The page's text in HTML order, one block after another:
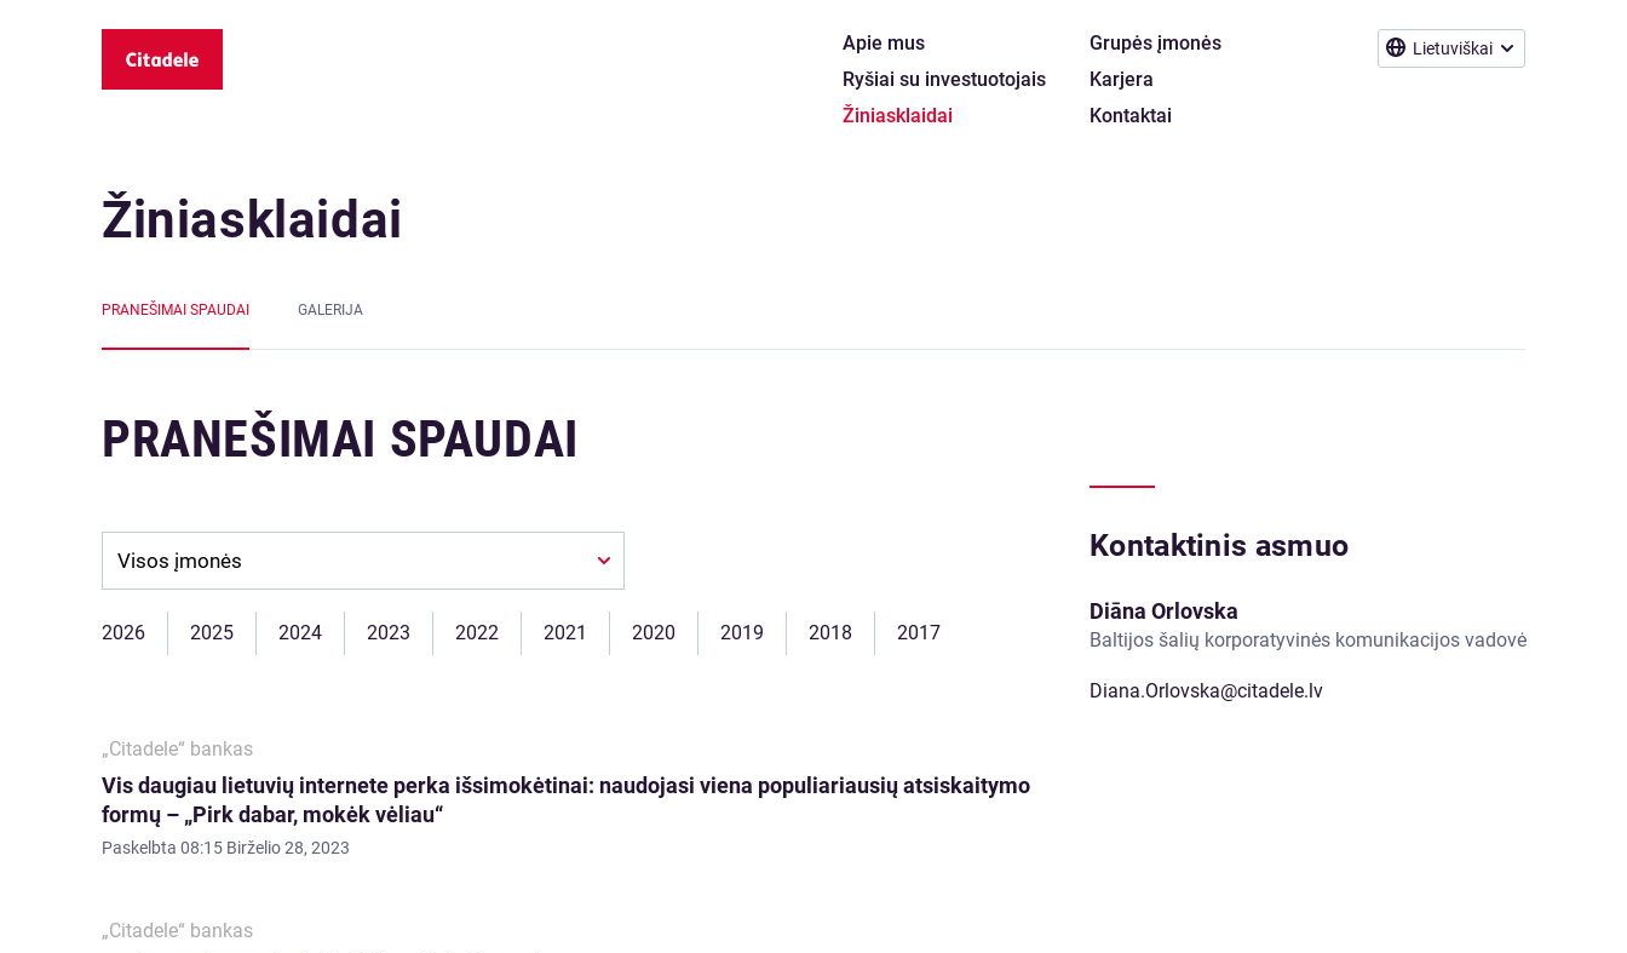
Lietuviškai
Apie mus
Ryšiai su investuotojais
Žiniasklaidai
Grupės įmonės
Karjera
Kontaktai
Žiniasklaidai
PRANEŠIMAI SPAUDAI GALERIJA
PRANEŠIMAI SPAUDAI
Company:
2026 2025 2024 2023 2022 2021 2020 2019 2018 2017
„Citadele“ bankas
Vis daugiau lietuvių internete perka išsimokėtinai: naudojasi viena populiariausių atsiskaitymo
formų – „Pirk dabar, mokėk vėliau“
Paskelbta 08:15 Birželio 28, 2023
„Citadele“ bankas
Kontaktinis asmuo
Diāna Orlovska
Baltijos šalių korporatyvinės komunikacijos vadovė
Diana.Orlovska@citadele.lv